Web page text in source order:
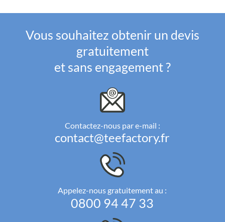
Vous souhaitez obtenir un devis
gratuitement
et sans engagement ?
Contactez-nous par e-mail :
contact@teefactory.fr
Appelez-nous gratuitement au :
0800 94 47 33